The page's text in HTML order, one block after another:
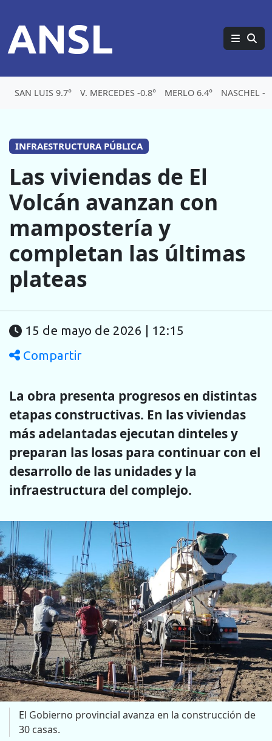
ANSL
SAN LUIS 9.7° V. MERCEDES -0.8° MERLO 6.4° NASCHEL -
INFRAESTRUCTURA PÚBLICA
Las viviendas de El
Volcán avanzan con
mampostería y
completan las últimas
plateas
15 de mayo de 2026 | 12:15
Compartir
La obra presenta progresos en distintas
etapas constructivas. En las viviendas
más adelantadas ejecutan dinteles y
preparan las losas para continuar con el
desarrollo de las unidades y la
infraestructura del complejo.
El Gobierno provincial avanza en la construcción de
30 casas.